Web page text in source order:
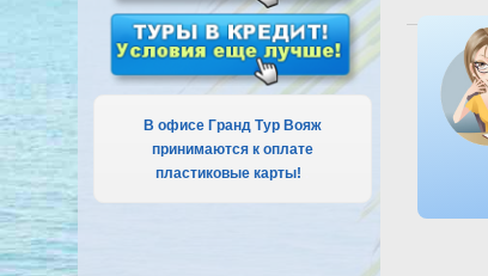
В офисе Гранд Тур Вояж
принимаются к оплате
пластиковые карты!